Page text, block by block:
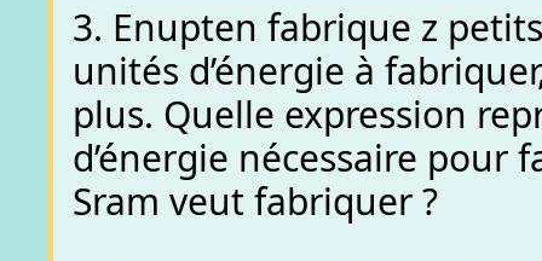
3. Enupten fabrique z
unités d’énergie à
plus. Quelle expression
d’énergie nécessaire
Sram veut fabriquer ?